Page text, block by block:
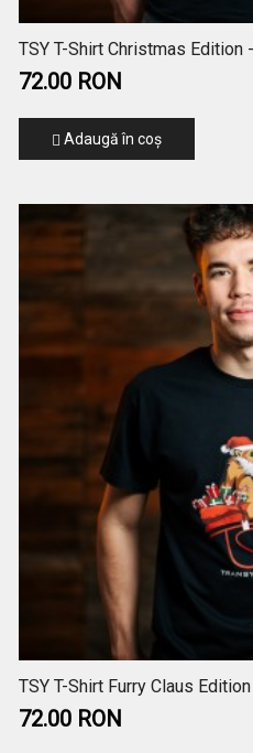
TSY T-Shirt Christmas Edition
72.00 RON
Adaugă în coş
TSY T-Shirt Furry Claus
72.00 RON